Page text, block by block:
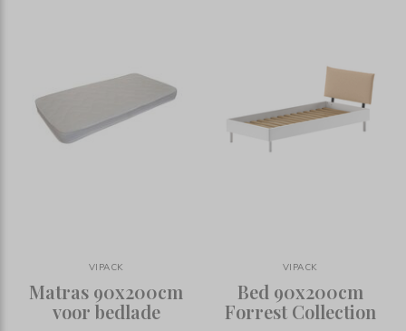
VIPACK
Matras 90x200cm
voor bedlade
VIPACK
Bed 90x200cm
Forrest Collection